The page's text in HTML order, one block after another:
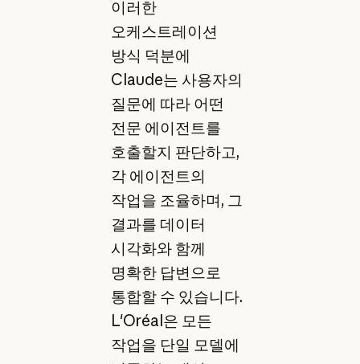
이러한
오케스트레이션
방식 덕분에
Claude는 사용자의
질문에 따라 어떤
전문 에이전트를
호출할지 판단하고,
각 에이전트의
작업을 조율하며, 그
결과를 데이터
시각화와 함께
명확한 답변으로
통합할 수 있습니다.
L'Oréal은 모든
작업을 단일 모델에